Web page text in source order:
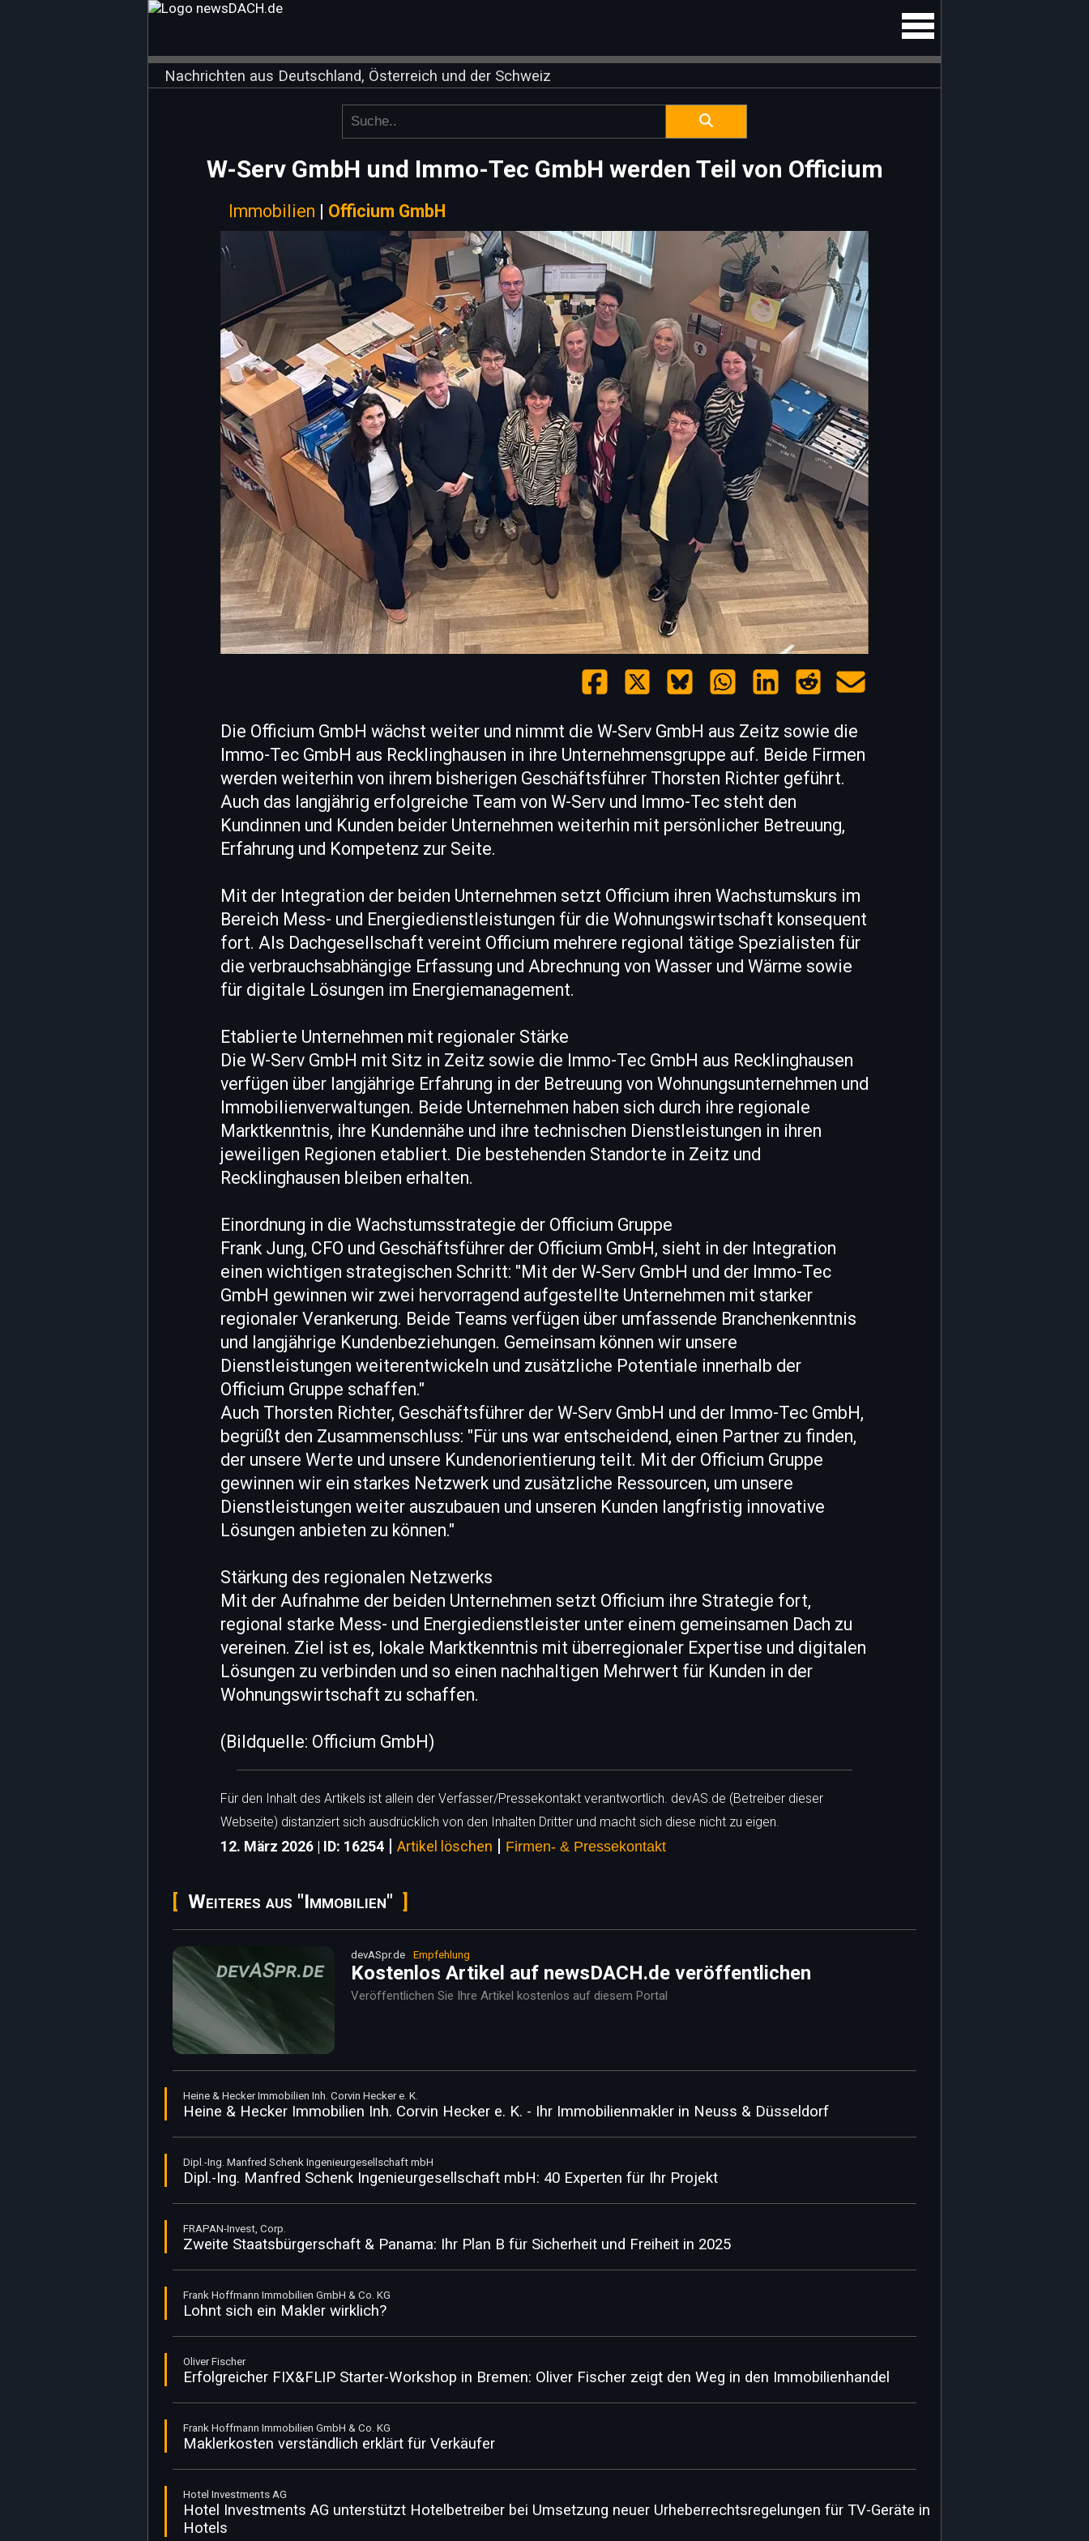
Nachrichten aus Deutschland, Österreich und der Schweiz
W-Serv GmbH und Immo-Tec GmbH werden Teil von Officium
Immobilien | Officium GmbH
Die Officium GmbH wächst weiter und nimmt die W-Serv GmbH aus Zeitz sowie die
Immo-Tec GmbH aus Recklinghausen in ihre Unternehmensgruppe auf. Beide Firmen
werden weiterhin von ihrem bisherigen Geschäftsführer Thorsten Richter geführt.
Auch das langjährig erfolgreiche Team von W-Serv und Immo-Tec steht den
Kundinnen und Kunden beider Unternehmen weiterhin mit persönlicher Betreuung,
Erfahrung und Kompetenz zur Seite.
Mit der Integration der beiden Unternehmen setzt Officium ihren Wachstumskurs im
Bereich Mess- und Energiedienstleistungen für die Wohnungswirtschaft konsequent
fort. Als Dachgesellschaft vereint Officium mehrere regional tätige Spezialisten für
die verbrauchsabhängige Erfassung und Abrechnung von Wasser und Wärme sowie
für digitale Lösungen im Energiemanagement.
Etablierte Unternehmen mit regionaler Stärke
Die W-Serv GmbH mit Sitz in Zeitz sowie die Immo-Tec GmbH aus Recklinghausen
verfügen über langjährige Erfahrung in der Betreuung von Wohnungsunternehmen und
Immobilienverwaltungen. Beide Unternehmen haben sich durch ihre regionale
Marktkenntnis, ihre Kundennähe und ihre technischen Dienstleistungen in ihren
jeweiligen Regionen etabliert. Die bestehenden Standorte in Zeitz und
Recklinghausen bleiben erhalten.
Einordnung in die Wachstumsstrategie der Officium Gruppe
Frank Jung, CFO und Geschäftsführer der Officium GmbH, sieht in der Integration
einen wichtigen strategischen Schritt: "Mit der W-Serv GmbH und der Immo-Tec
GmbH gewinnen wir zwei hervorragend aufgestellte Unternehmen mit starker
regionaler Verankerung. Beide Teams verfügen über umfassende Branchenkenntnis
und langjährige Kundenbeziehungen. Gemeinsam können wir unsere
Dienstleistungen weiterentwickeln und zusätzliche Potentiale innerhalb der
Officium Gruppe schaffen."
Auch Thorsten Richter, Geschäftsführer der W-Serv GmbH und der Immo-Tec GmbH,
begrüßt den Zusammenschluss: "Für uns war entscheidend, einen Partner zu finden,
der unsere Werte und unsere Kundenorientierung teilt. Mit der Officium Gruppe
gewinnen wir ein starkes Netzwerk und zusätzliche Ressourcen, um unsere
Dienstleistungen weiter auszubauen und unseren Kunden langfristig innovative
Lösungen anbieten zu können."
Stärkung des regionalen Netzwerks
Mit der Aufnahme der beiden Unternehmen setzt Officium ihre Strategie fort,
regional starke Mess- und Energiedienstleister unter einem gemeinsamen Dach zu
vereinen. Ziel ist es, lokale Marktkenntnis mit überregionaler Expertise und digitalen
Lösungen zu verbinden und so einen nachhaltigen Mehrwert für Kunden in der
Wohnungswirtschaft zu schaffen.
(Bildquelle: Officium GmbH)
Für den Inhalt des Artikels ist allein der Verfasser/Pressekontakt verantwortlich. devAS.de (Betreiber dieser
Webseite) distanziert sich ausdrücklich von den Inhalten Dritter und macht sich diese nicht zu eigen.
12. März 2026 | ID: 16254 | Artikel löschen | Firmen- & Pressekontakt
Weiteres aus "Immobilien"
devASpr.de Empfehlung
Kostenlos Artikel auf newsDACH.de veröffentlichen
Veröffentlichen Sie Ihre Artikel kostenlos auf diesem Portal
Heine & Hecker Immobilien Inh. Corvin Hecker e. K.
Heine & Hecker Immobilien Inh. Corvin Hecker e. K. - Ihr Immobilienmakler in Neuss & Düsseldorf
Dipl.-Ing. Manfred Schenk Ingenieurgesellschaft mbH
Dipl.-Ing. Manfred Schenk Ingenieurgesellschaft mbH: 40 Experten für Ihr Projekt
FRAPAN-Invest, Corp.
Zweite Staatsbürgerschaft & Panama: Ihr Plan B für Sicherheit und Freiheit in 2025
Frank Hoffmann Immobilien GmbH & Co. KG
Lohnt sich ein Makler wirklich?
Oliver Fischer
Erfolgreicher FIX&FLIP Starter-Workshop in Bremen: Oliver Fischer zeigt den Weg in den Immobilienhandel
Frank Hoffmann Immobilien GmbH & Co. KG
Maklerkosten verständlich erklärt für Verkäufer
Hotel Investments AG
Hotel Investments AG unterstützt Hotelbetreiber bei Umsetzung neuer Urheberrechtsregelungen für TV-Geräte in
Hotels